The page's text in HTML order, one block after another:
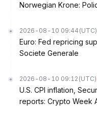
Norwegian Krone:
2026-08-10 09:44 (UTC)
Euro: Fed repricing
Societe Generale
2026-08-10 09:12 (UTC)
U.S. CPI inflation,
reports: Crypto Week